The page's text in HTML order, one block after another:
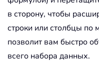
в сторону, чтобы
строки или столбцы по
позволит вам быстро
всего набора данных.